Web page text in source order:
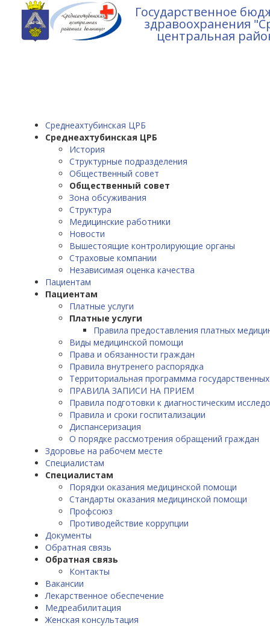
Государственное
здравоохранения
центральная
Среднеахтубинская ЦРБ
Среднеахтубинская ЦРБ
История
Структурные подразделения
Общественный совет
Общественный совет
Зона обсуживания
Структура
Медицинские работники
Новости
Вышестоящие контролирующие органы
Страховые компании
Независимая оценка качества
Пациентам
Пациентам
Платные услуги
Платные услуги
Правила предоставления платных
Виды медицинской помощи
Права и обязанности граждан
Правила внутренего распорядка
Территориальная программма
ПРАВИЛА ЗАПИСИ НА ПРИЕМ
Правила подготовки к диагностическим
Правила и сроки госпитализации
Диспансеризация
О порядке рассмотрения обращений граждан
Здоровье на рабочем месте
Специалистам
Специалистам
Порядки оказания медицинской помощи
Стандарты оказания медицинской помощи
Профсоюз
Противодействие коррупции
Документы
Обратная связь
Обратная связь
Контакты
Вакансии
Лекарственное обеспечение
Медреабилитация
Женская консультация